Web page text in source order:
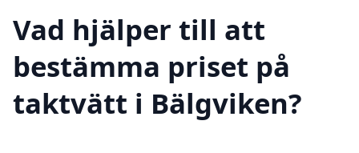
Vad hjälper till att
bestämma priset på
taktvätt i Bälgviken?